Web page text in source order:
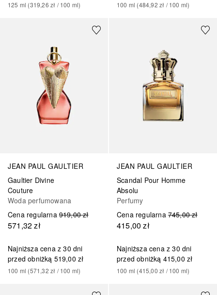
125 ml (319,26 zł / 100 ml) 100 ml (484,92 zł / 100 ml)
JEAN PAUL GAULTIER
Gaultier Divine
Couture
Woda perfumowana
Cena regularna 919,00 zł
571,32 zł
Najniższa cena z 30 dni
przed obniżką 519,00 zł
100 ml (571,32 zł / 100 ml)
JEAN PAUL GAULTIER
Scandal Pour Homme
Absolu
Perfumy
Cena regularna 745,00 zł
415,00 zł
Najniższa cena z 30 dni
przed obniżką 415,00 zł
100 ml (415,00 zł / 100 ml)